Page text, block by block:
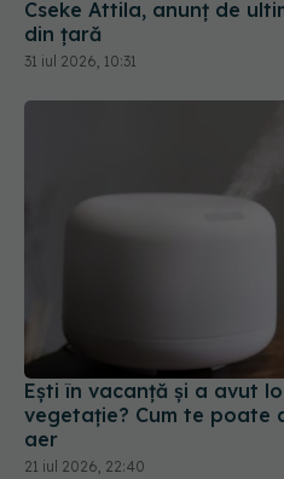
Cseke Attila, anunț de
din țară
31 iul 2026, 10:31
Ești în vacanță și a avut
vegetație? Cum te poate
aer
21 iul 2026, 22:40